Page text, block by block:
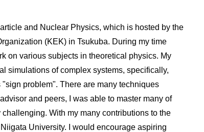
and Nuclear Physics, which is hosted by the
(KEK) in Tsukuba. During my time
on various subjects in theoretical physics. My
simulations of complex systems, specifically,
problem". There are many techniques
and peers, I was able to master many of
With my many contributions to the
University. I would encourage aspiring